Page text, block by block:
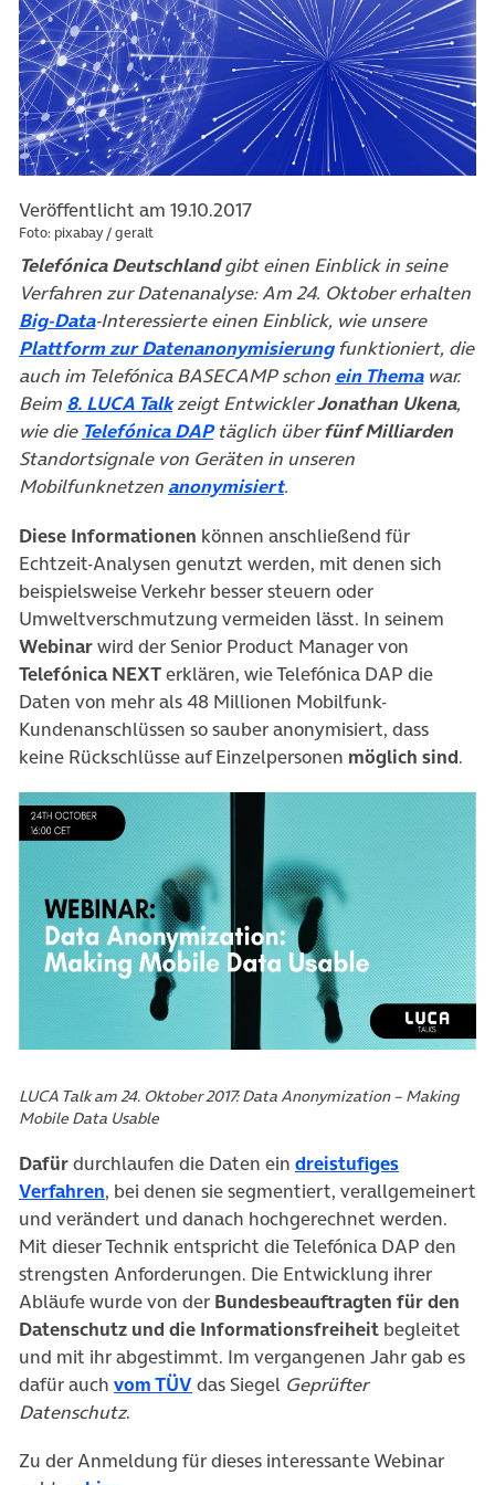
Veröffentlicht am 19.10.2017
Foto: pixabay / geralt
Telefónica Deutschlandgibt einen Einblick in seine
Verfahren zur Datenanalyse: Am 24. Oktober erhalten
Big-Data(öffnet in neuem Tab)
-Interessierte einen Einblick, wie unsere
Plattform zur Datenanonymisierung(öffnet in neuem
funktioniert, die
auch im Telefónica BASECAMP schon ein Thema(öffnet
war.
Beim 8. LUCA Talk(öffnet in neuem Tab)
zeigt EntwicklerJonathan Ukena,
wie die Telefónica DAP(öffnet in neuem Tab)
täglich überfünf Milliarden
Standortsignale von Geräten in unseren
Mobilfunknetzen anonymisiert(öffnet in neuem Tab)
.
Diese Informationen können anschließend für
Echtzeit-Analysen genutzt werden, mit denen sich
beispielsweise Verkehr besser steuern oder
Umweltverschmutzung vermeiden lässt. In seinem
Webinarwird der Senior Product Manager von
Telefónica NEXTerklären, wie Telefónica DAP die
Daten von mehr als 48 Millionen Mobilfunk-
Kundenanschlüssen so sauber anonymisiert, dass
keine Rückschlüsse auf Einzelpersonen möglich sind.
LUCA Talk am 24. Oktober 2017: Data Anonymization – Making
Mobile Data Usable
Dafürdurchlaufen die Daten ein dreistufiges
Verfahren(öffnet in neuem Tab)
, bei denen sie segmentiert, verallgemeinert
und verändert und danach hochgerechnet werden.
Mit dieser Technik entspricht die Telefónica DAP den
strengsten Anforderungen. Die Entwicklung ihrer
Abläufe wurde von der Bundesbeauftragten für den
Datenschutz und die Informationsfreiheit begleitet
und mit ihr abgestimmt. Im vergangenen Jahr gab es
dafür auch vom TÜV das Siegel Geprüfter
Datenschutz.
Zu der Anmeldung für dieses interessante Webinar